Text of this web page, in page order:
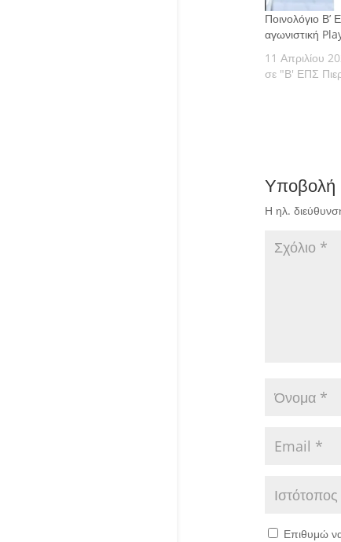
Ποινολόγιο Β’
αγωνιστική
11 Απριλίου
σε "Β' ΕΠΣ
Υποβολή
Η ηλ.
Επιθυμώ